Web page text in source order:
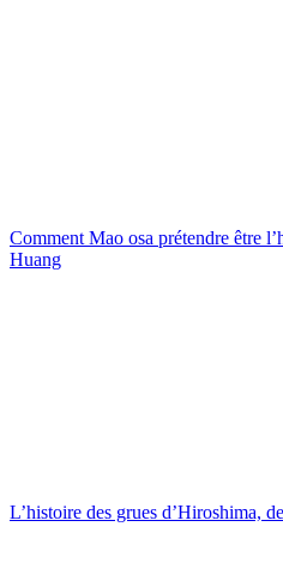
Comment Mao osa prétendre être
Huang
L’histoire des grues d’Hiroshima,